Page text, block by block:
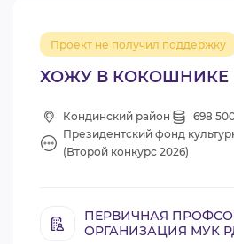
ХОЖУ В КОКОШНИКЕ
Проект не получил поддержку
Кондинский район
698
Президентский фонд
(Второй конкурс 2026)
ПЕРВИЧНАЯ
ОРГАНИЗАЦИЯ МУК